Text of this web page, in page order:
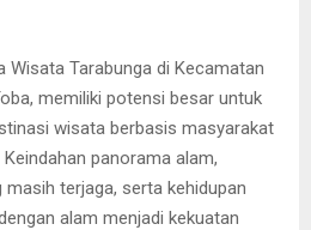
Wisata Tarabunga di Kecamatan
memiliki potensi besar untuk
wisata berbasis masyarakat
panorama alam,
masih terjaga, serta kehidupan
alam menjadi kekuatan